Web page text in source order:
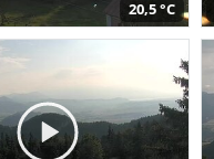
20,5 °C